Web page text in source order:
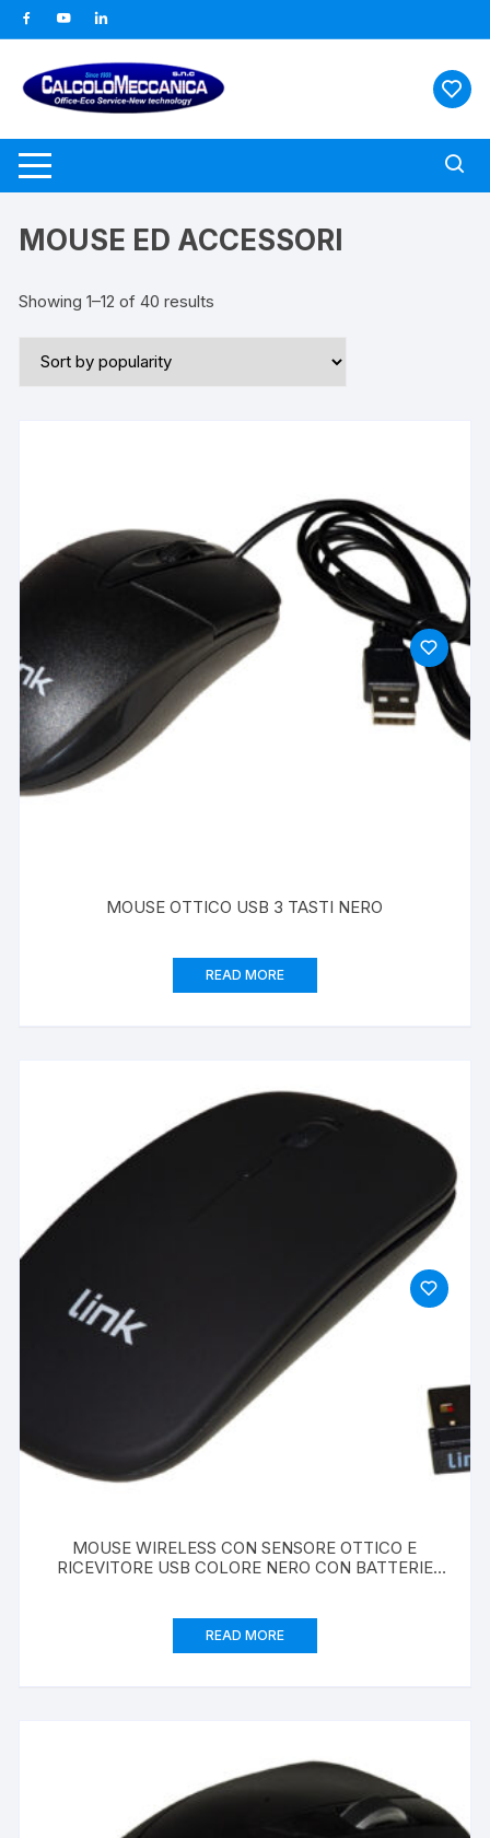
al
contenuto
MOUSE ED ACCESSORI
Showing 1–12 of 40 results
MOUSE OTTICO USB 3 TASTI NERO
READ MORE
MOUSE WIRELESS CON SENSORE OTTICO E
RICEVITORE USB COLORE NERO CON BATTERIE
READ MORE